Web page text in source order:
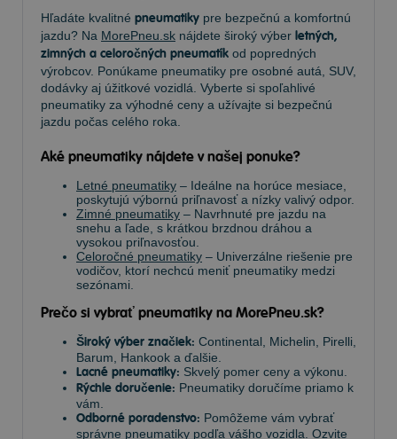
Hľadáte kvalitné pneumatiky pre bezpečnú a komfortnú
jazdu? Na MorePneu.sk nájdete široký výber letných,
zimných a celoročných pneumatík od popredných
výrobcov. Ponúkame pneumatiky pre osobné autá, SUV,
dodávky aj úžitkové vozidlá. Vyberte si spoľahlivé
pneumatiky za výhodné ceny a užívajte si bezpečnú
jazdu počas celého roka.
Aké pneumatiky nájdete v našej ponuke?
Letné pneumatiky – Ideálne na horúce mesiace,
poskytujú výbornú priľnavosť a nízky valivý odpor.
Zimné pneumatiky – Navrhnuté pre jazdu na
snehu a ľade, s krátkou brzdnou dráhou a
vysokou priľnavosťou.
Celoročné pneumatiky – Univerzálne riešenie pre
vodičov, ktorí nechcú meniť pneumatiky medzi
sezónami.
Prečo si vybrať pneumatiky na MorePneu.sk?
Široký výber značiek: Continental, Michelin, Pirelli,
Barum, Hankook a ďalšie.
Lacné pneumatiky: Skvelý pomer ceny a výkonu.
Rýchle doručenie: Pneumatiky doručíme priamo k
vám.
Odborné poradenstvo: Pomôžeme vám vybrať
správne pneumatiky podľa vášho vozidla. Ozvite